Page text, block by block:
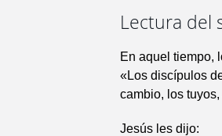
Lectura del
En aquel tiempo,
«Los discípulos
cambio, los
Jesús les dijo: